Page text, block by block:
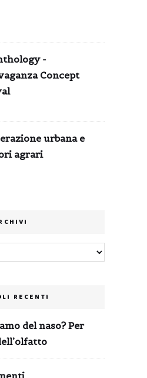
-
Concept
urbana e
agrari
RECENTI
del naso? Per